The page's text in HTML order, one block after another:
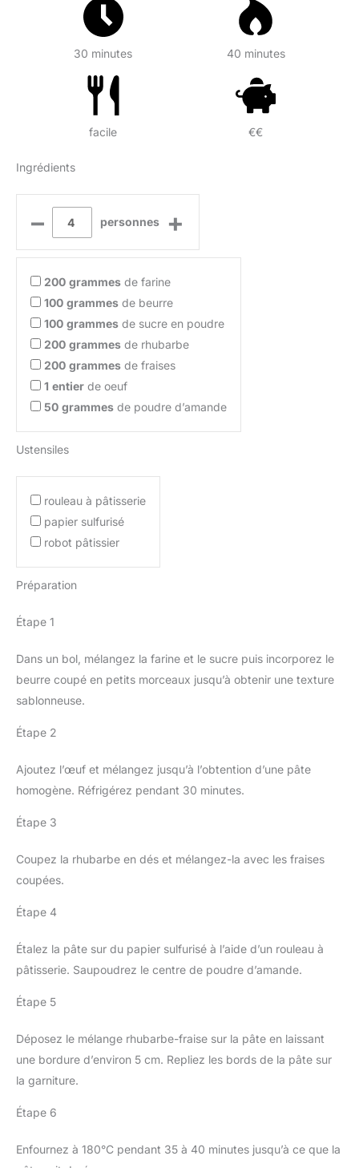
30 minutes 40 minutes
facile €€
Ingrédients
– personnes +
200 grammes de farine
100 grammes de beurre
100 grammes de sucre en poudre
200 grammes de rhubarbe
200 grammes de fraises
1 entier de oeuf
50 grammes de poudre d’amande
Ustensiles
rouleau à pâtisserie
papier sulfurisé
robot pâtissier
Préparation
Étape 1
Dans un bol, mélangez la farine et le sucre puis incorporez le
beurre coupé en petits morceaux jusqu’à obtenir une texture
sablonneuse.
Étape 2
Ajoutez l’œuf et mélangez jusqu’à l’obtention d’une pâte
homogène. Réfrigérez pendant 30 minutes.
Étape 3
Coupez la rhubarbe en dés et mélangez-la avec les fraises
coupées.
Étape 4
Étalez la pâte sur du papier sulfurisé à l’aide d’un rouleau à
pâtisserie. Saupoudrez le centre de poudre d’amande.
Étape 5
Déposez le mélange rhubarbe-fraise sur la pâte en laissant
une bordure d’environ 5 cm. Repliez les bords de la pâte sur
la garniture.
Étape 6
Enfournez à 180°C pendant 35 à 40 minutes jusqu’à ce que la